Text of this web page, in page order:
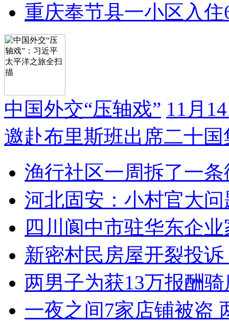
重庆奉节县一小区入
中国外交“压轴戏” 11月
邀赴布里斯班出席二十
渔行社区一周拆了一
河北固安：小村官大问
四川阆中市驻华东企
新密村民房屋开裂投
两男子为获13万报酬
一夜之间7家店铺被盗